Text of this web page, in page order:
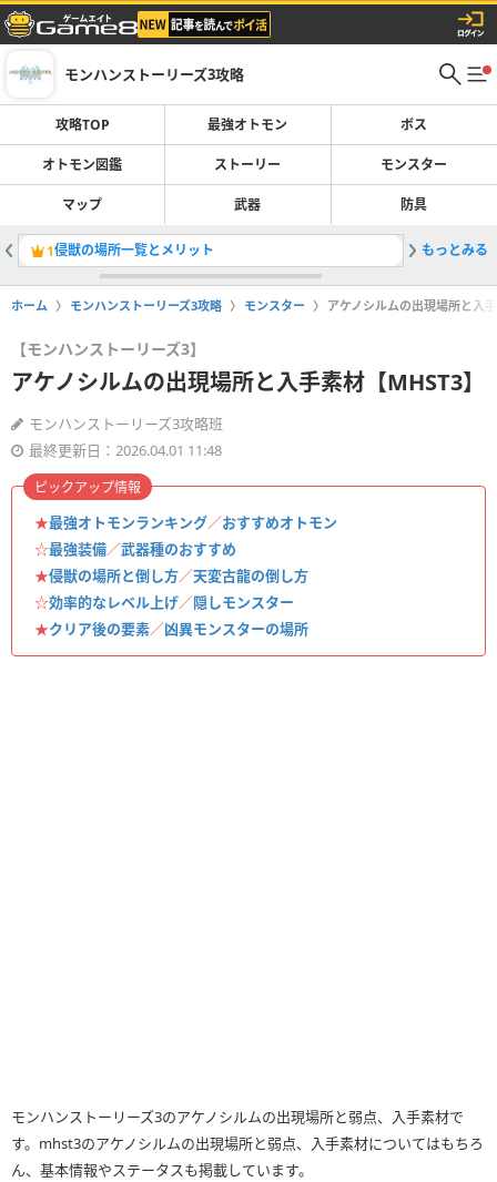
モンハンストーリーズ3攻略
攻略TOP 最強オトモン ボス
オトモン図鑑 ストーリー モンスター
マップ 武器 防具
1侵獣の場所一覧とメリット 2ストー
もっとみる
ホーム モンハンストーリーズ3攻略 モンスター アケノシルムの出現場所と入
【モンハンストーリーズ3】
アケノシルムの出現場所と入手素材【MHST3】
モンハンストーリーズ3攻略班
最終更新日：2026.04.01 11:48
★最強オトモンランキング／おすすめオトモン
☆最強装備／武器種のおすすめ
★侵獣の場所と倒し方／天変古龍の倒し方
☆効率的なレベル上げ／隠しモンスター
★クリア後の要素／凶異モンスターの場所
ピックアップ情報
モンハンストーリーズ3のアケノシルムの出現場所と弱点、入手素材で
す。mhst3のアケノシルムの出現場所と弱点、入手素材についてはもちろ
ん、基本情報やステータスも掲載しています。